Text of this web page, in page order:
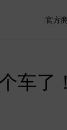
官方
车了